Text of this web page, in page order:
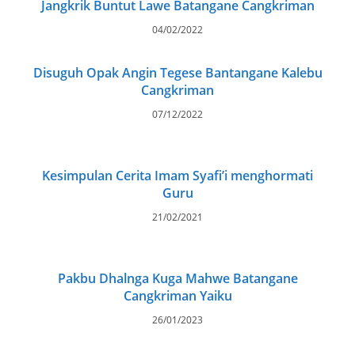
Jangkrik Buntut Lawe Batangane Cangkriman
04/02/2022
Disuguh Opak Angin Tegese Bantangane Kalebu
Cangkriman
07/12/2022
Kesimpulan Cerita Imam Syafi’i menghormati
Guru
21/02/2021
Pakbu Dhalnga Kuga Mahwe Batangane
Cangkriman Yaiku
26/01/2023